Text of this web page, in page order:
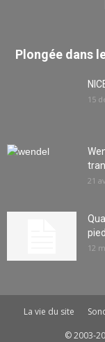
Plongée dans
15
21
12
La vie du site
© 2003-